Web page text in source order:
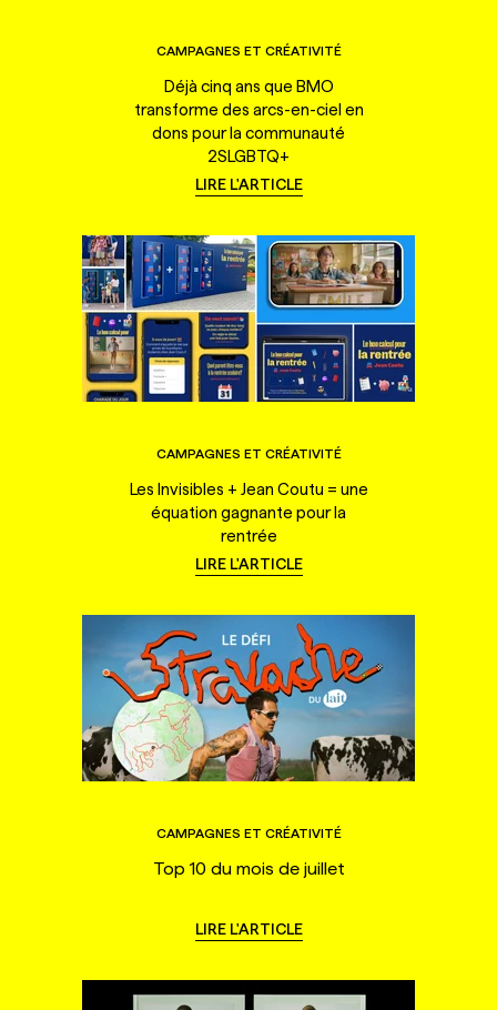
CAMPAGNES ET CRÉATIVITÉ
Déjà cinq ans que BMO
transforme des arcs-en-ciel en
dons pour la communauté
2SLGBTQ+
LIRE L'ARTICLE
CAMPAGNES ET CRÉATIVITÉ
Les Invisibles + Jean Coutu = une
équation gagnante pour la
rentrée
LIRE L'ARTICLE
CAMPAGNES ET CRÉATIVITÉ
Top 10 du mois de juillet
LIRE L'ARTICLE